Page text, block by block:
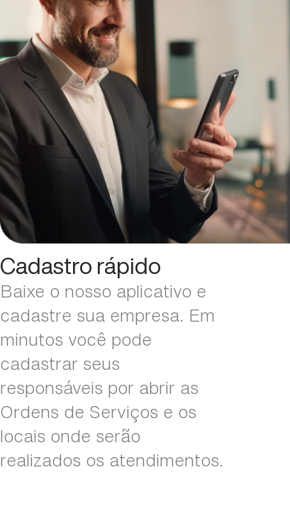
Cadastro rápido
Baixe o nosso aplicativo e
cadastre sua empresa. Em
minutos você pode
cadastrar seus
responsáveis por abrir as
Ordens de Serviços e os
locais onde serão
realizados os atendimentos.